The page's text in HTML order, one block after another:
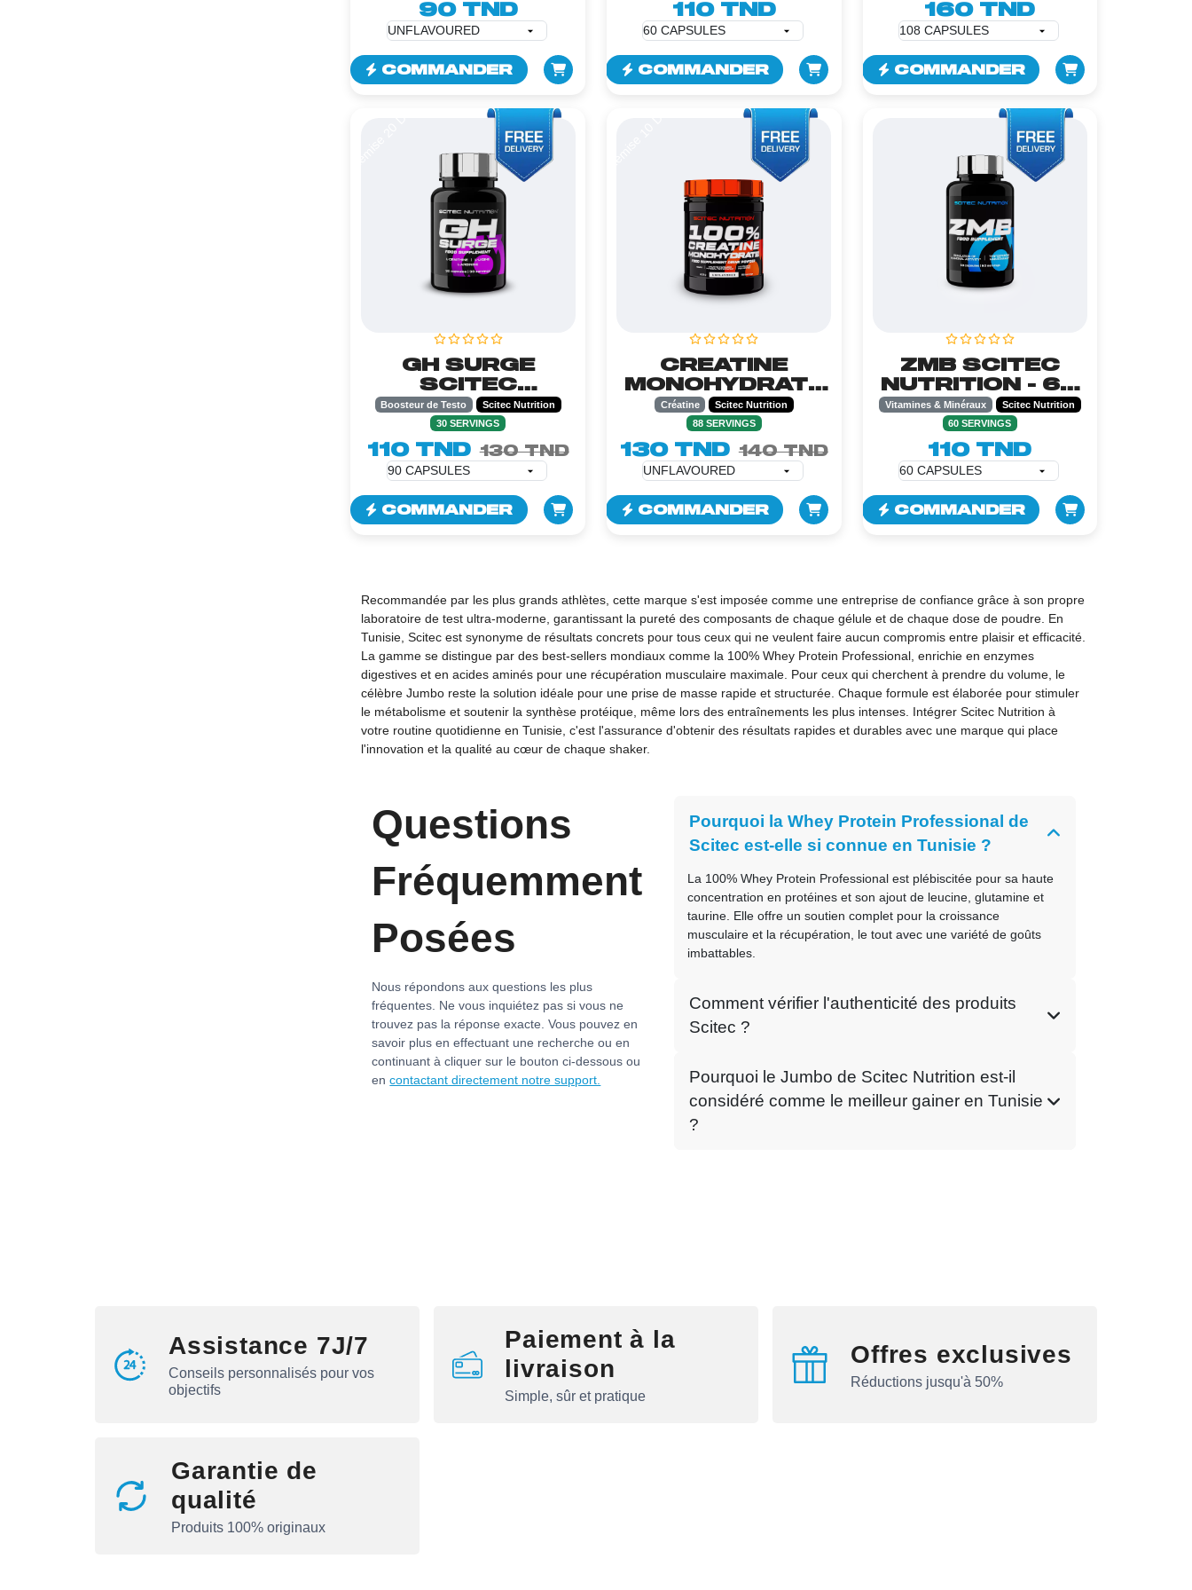
90 TND
COMMANDER
110 TND
COMMANDER
160 TND
COMMANDER
GH SURGE
SCITEC
NUTRITION -
90CAPSULES
Boosteur de Testo
Scitec Nutrition
30 SERVINGS
110 TND 130 TND
COMMANDER
CREATINE
MONOHYDRATE
- 300GR
Créatine
Scitec Nutrition
88 SERVINGS
130 TND 140 TND
COMMANDER
ZMB SCITEC
NUTRITION - 60
CAPSULES
Vitamines & Minéraux
Scitec Nutrition
60 SERVINGS
110 TND
COMMANDER
Recommandée par les plus grands athlètes, cette marque s'est imposée comme une entreprise de confiance grâce à son propre
laboratoire de test ultra-moderne, garantissant la pureté des composants de chaque gélule et de chaque dose de poudre. En
Tunisie, Scitec est synonyme de résultats concrets pour tous ceux qui ne veulent faire aucun compromis entre plaisir et efficacité.
La gamme se distingue par des best-sellers mondiaux comme la 100% Whey Protein Professional, enrichie en enzymes
digestives et en acides aminés pour une récupération musculaire maximale. Pour ceux qui cherchent à prendre du volume, le
célèbre Jumbo reste la solution idéale pour une prise de masse rapide et structurée. Chaque formule est élaborée pour stimuler
le métabolisme et soutenir la synthèse protéique, même lors des entraînements les plus intenses. Intégrer Scitec Nutrition à
votre routine quotidienne en Tunisie, c'est l'assurance d'obtenir des résultats rapides et durables avec une marque qui place
l'innovation et la qualité au cœur de chaque shaker.
Questions
Fréquemment
Posées
Nous répondons aux questions les plus
fréquentes. Ne vous inquiétez pas si vous ne
trouvez pas la réponse exacte. Vous pouvez en
savoir plus en effectuant une recherche ou en
continuant à cliquer sur le bouton ci-dessous ou
encontactant directement notre support.
Pourquoi la Whey Protein Professional de
Scitec est-elle si connue en Tunisie ?
La 100% Whey Protein Professional est plébiscitée pour sa haute
concentration en protéines et son ajout de leucine, glutamine et
taurine. Elle offre un soutien complet pour la croissance
musculaire et la récupération, le tout avec une variété de goûts
imbattables.
Comment vérifier l'authenticité des produits
Scitec ?
Pourquoi le Jumbo de Scitec Nutrition est-il
considéré comme le meilleur gainer en Tunisie
?
Assistance 7J/7
Conseils personnalisés pour vos
objectifs
Paiement à la
livraison
Simple, sûr et pratique
Offres exclusives
Réductions jusqu'à 50%
Garantie de
qualité
Produits 100% originaux